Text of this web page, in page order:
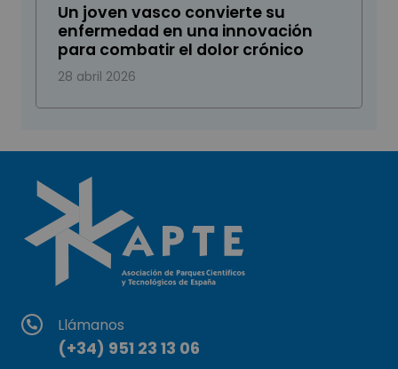
Un joven vasco convierte su
enfermedad en una innovación
para combatir el dolor crónico
28 abril 2026
Llámanos
(+34) 951 23 13 06